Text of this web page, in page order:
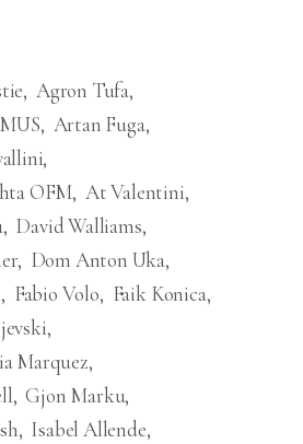
Agron Tufa
Artan Fuga
OFM At Valentini
David Walliams
Dom Anton Uka
Fabio Volo
Faik Konica
Marquez
Gjon Marku
Isabel Allende